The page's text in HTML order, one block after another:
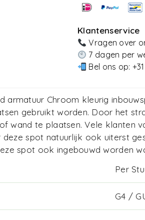
Klantenservice
Vragen over
7 dagen per
Bel ons op:
armatuur Chroom kleurig
gebruikt worden. Door het
wand te plaatsen. Vele klanten
deze spot natuurlijk ook uiterst
spot ook ingebouwd worden
Per
G4 /